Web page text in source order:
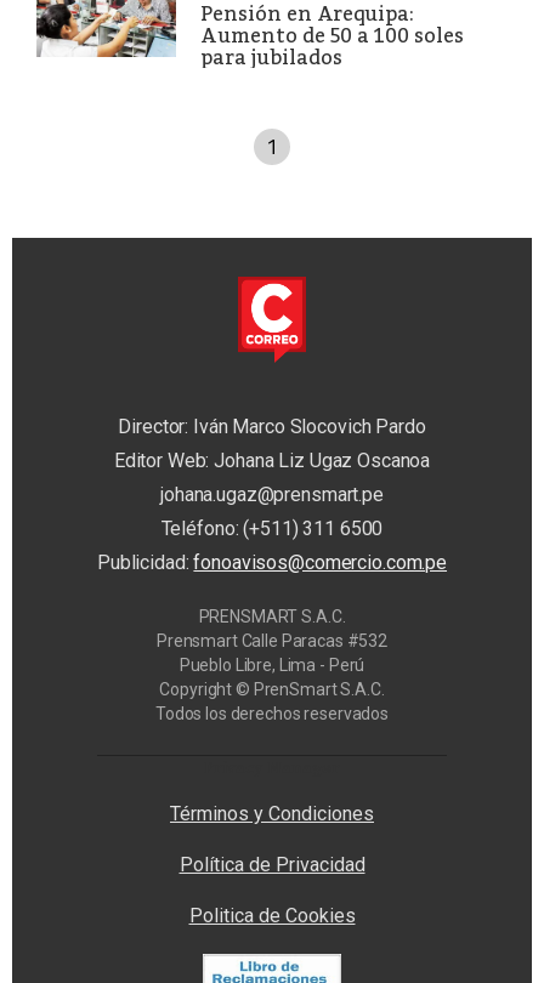
Pensión en Arequipa:
Aumento de 50 a 100 soles
para jubilados
1
Director: Iván Marco Slocovich Pardo
Editor Web: Johana Liz Ugaz Oscanoa
johana.ugaz@prensmart.pe
Teléfono: (+511) 311 6500
Publicidad:fonoavisos@comercio.com.pe
PRENSMART S.A.C.
Prensmart Calle Paracas #532
Pueblo Libre, Lima - Perú
Copyright © PrenSmart S.A.C.
Todos los derechos reservados
Términos y Condiciones
Política de Privacidad
Politica de Cookies